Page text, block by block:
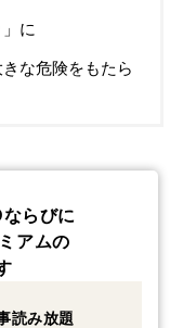
に
な危険をもたら
らびに
アムの
読み放題